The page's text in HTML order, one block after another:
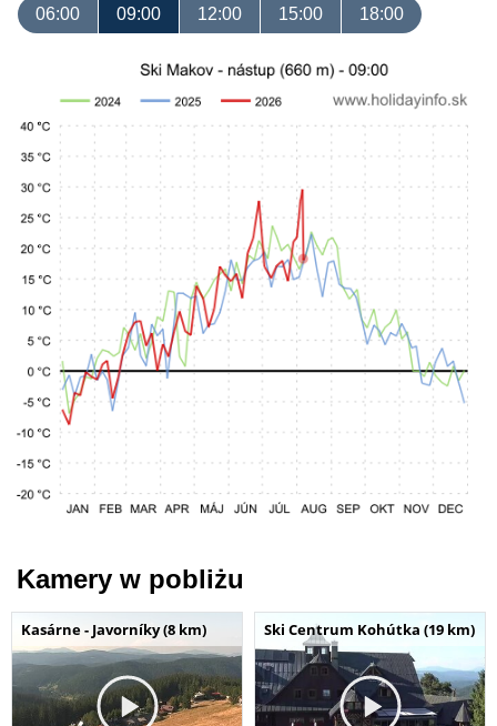
06:00 09:00 12:00 15:00 18:00
Kamery w pobliżu
Kasárne - Javorníky (8 km) Ski Centrum Kohútka (19 km)